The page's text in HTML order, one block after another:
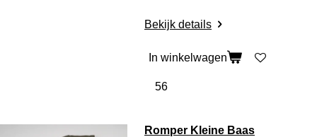
Bekijk details
In winkelwagen
Romper Kleine Baas